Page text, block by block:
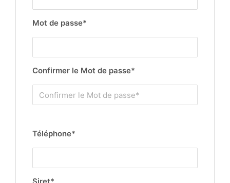
Mot de passe*
Confirmer le Mot de passe*
Téléphone*